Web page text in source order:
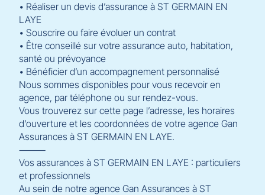
• Réaliser un devis d’assurance à ST GERMAIN EN
LAYE
• Souscrire ou faire évoluer un contrat
• Être conseillé sur votre assurance auto, habitation,
santé ou prévoyance
• Bénéficier d’un accompagnement personnalisé
Nous sommes disponibles pour vous recevoir en
agence, par téléphone ou sur rendez-vous.
Vous trouverez sur cette page l’adresse, les horaires
d’ouverture et les coordonnées de votre agence Gan
Assurances à ST GERMAIN EN LAYE.
⸻
Vos assurances à ST GERMAIN EN LAYE : particuliers
et professionnels
Au sein de notre agence Gan Assurances à ST